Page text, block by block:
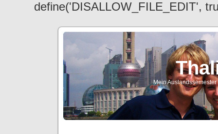
define('DISALLOW_FILE_EDIT',
Mein